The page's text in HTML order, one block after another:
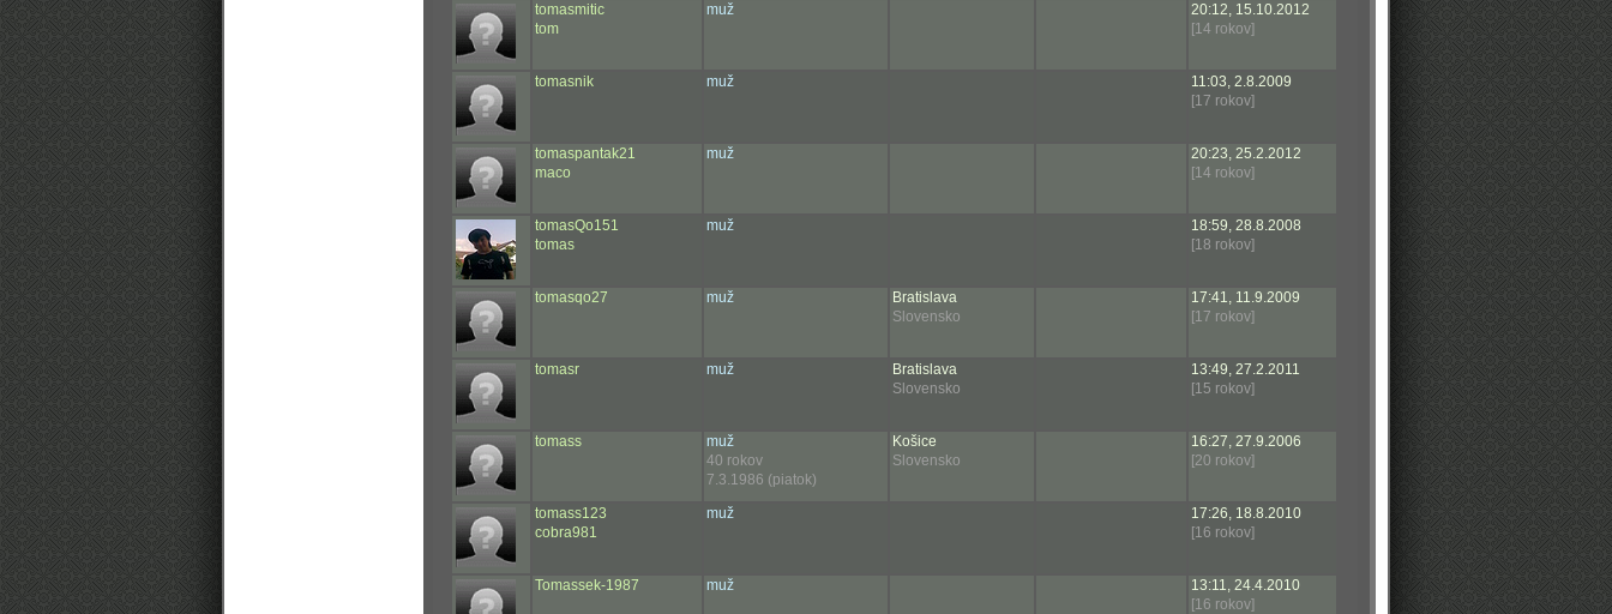
tomasmitic
tom
muž
20:12, 15.10.2012
[14 rokov]
tomasnik muž
11:03, 2.8.2009
[17 rokov]
tomaspantak21
maco
muž
20:23, 25.2.2012
[14 rokov]
tomasQo151
tomas
muž
18:59, 28.8.2008
[18 rokov]
tomasqo27 muž
Bratislava
Slovensko
17:41, 11.9.2009
[17 rokov]
tomasr muž
Bratislava
Slovensko
13:49, 27.2.2011
[15 rokov]
tomass
muž
40 rokov
7.3.1986 (piatok)
Košice
Slovensko
16:27, 27.9.2006
[20 rokov]
tomass123
cobra981
muž
17:26, 18.8.2010
[16 rokov]
Tomassek-1987 muž
13:11, 24.4.2010
[16 rokov]